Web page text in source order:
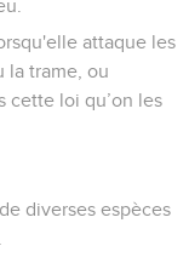
attaque les
la trame, ou
cette loi qu’on les
diverses espèces